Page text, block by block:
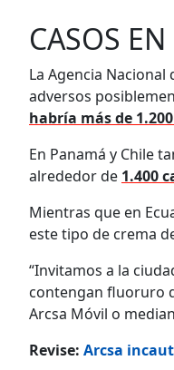
CASOS
La Agencia
adversos
habría más de
En Panamá y Chile
alrededor de 1.400
Mientras que en
este tipo de crema
“Invitamos a la
contengan fluoruro
Arcsa Móvil o
Revise: Arcsa